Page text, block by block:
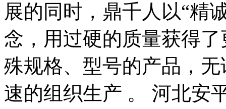
展的同时，鼎千人以“精
念，用过硬的质量获得
殊规格、型号的产品，
速的组织生产 。 河北安